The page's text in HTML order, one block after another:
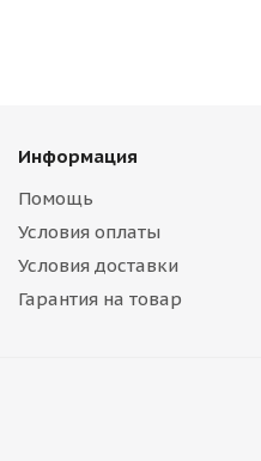
Информация
Помощь
Условия оплаты
Условия доставки
Гарантия на товар